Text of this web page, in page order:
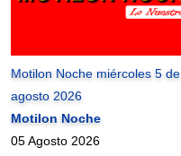
Motilon Noche miércoles 5 de
agosto 2026
Motilon Noche
05 Agosto 2026